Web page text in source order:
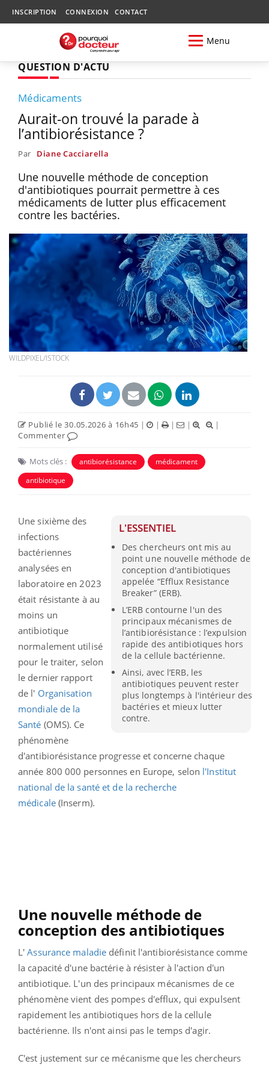
INSCRIPTION CONNEXION CONTACT
Menu
QUESTION D'ACTU
Médicaments
Aurait-on trouvé la parade à
l’antibiorésistance ?
Par Diane Cacciarella
Une nouvelle méthode de conception
d'antibiotiques pourrait permettre à ces
médicaments de lutter plus efficacement
contre les bactéries.
WILDPIXEL/ISTOCK
Publié le 30.05.2026 à 16h45 | | | |
|
Commenter
Mots clés : antibiorésistance
médicament
antibiotique
L'ESSENTIEL
Des chercheurs ont mis au
point une nouvelle méthode de
conception d'antibiotiques
appelée “Efflux Resistance
Breaker” (ERB).
L’ERB contourne l'un des
principaux mécanismes de
l’antibiorésistance : l’expulsion
rapide des antibiotiques hors
de la cellule bactérienne.
Ainsi, avec l’ERB, les
antibiotiques peuvent rester
plus longtemps à l'intérieur des
bactéries et mieux lutter
contre.
Une sixième des
infections
bactériennes
analysées en
laboratoire en 2023
était résistante à au
moins un
antibiotique
normalement utilisé
pour le traiter, selon
le dernier rapport
de l' Organisation
mondiale de la
Santé (OMS). Ce
phénomène
d'antibiorésistance progresse et concerne chaque
année 800 000 personnes en Europe, selon l'Institut
national de la santé et de la recherche
médicale(Inserm).
Une nouvelle méthode de
conception des antibiotiques
L'Assurance maladie définit l'antibiorésistance comme
la capacité d'une bactérie à résister à l'action d'un
antibiotique. L'un des principaux mécanismes de ce
phénomène vient des pompes d'efflux, qui expulsent
rapidement les antibiotiques hors de la cellule
bactérienne. Ils n'ont ainsi pas le temps d'agir.
C'est justement sur ce mécanisme que les chercheurs